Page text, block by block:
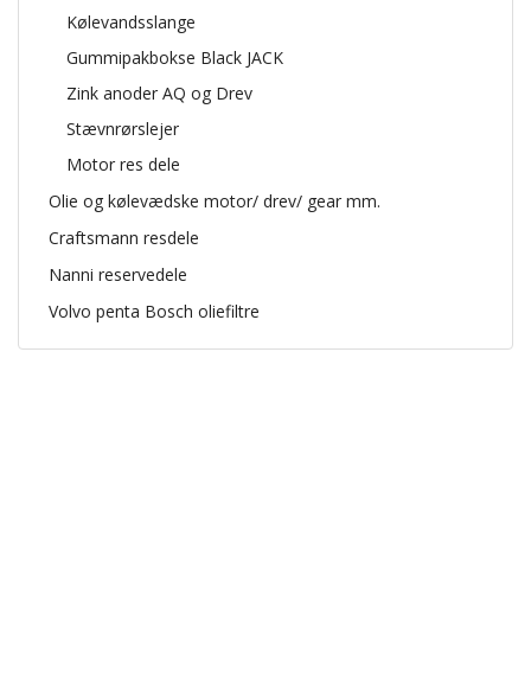
Kølevandsslange
Gummipakbokse Black JACK
Zink anoder AQ og Drev
Stævnrørslejer
Motor res dele
Olie og kølevædske motor/ drev/ gear mm.
Craftsmann resdele
Nanni reservedele
Volvo penta Bosch oliefiltre